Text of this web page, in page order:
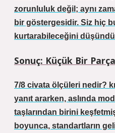
zorunluluk değil; aynı
bir göstergesidir. Siz hiç
kurtarabileceğini
Sonuç: Küçük Bir
7/8 civata ölçüleri nedir?
yanıt ararken, aslında
taşlarından birini
boyunca, standartların